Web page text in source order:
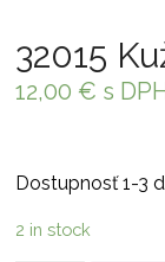
32015
12,00 € s
Dostupnosť 1-3
2 in stock